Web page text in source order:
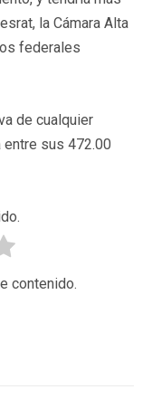
la Cámara Alta
federales
de cualquier
entre sus 472.00
contenido.